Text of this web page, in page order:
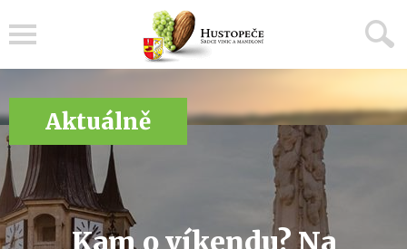
Aktuálně
Kam o víkendu? Na